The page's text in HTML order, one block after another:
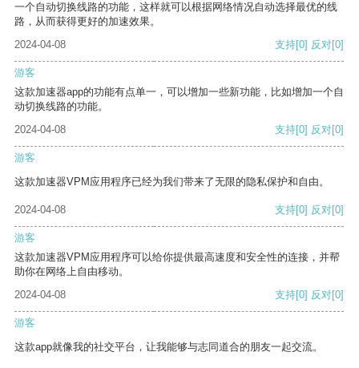
一个自动切换线路的功能，这样就可以根据网络情况自动选择最优的线
路，从而获得更好的加速效果。
2024-04-08
支持[0] 反对[0]
游客
这款加速器app的功能有点单一，可以增加一些新功能，比如增加一个自
动切换线路的功能。
2024-04-08
支持[0] 反对[0]
游客
这款加速器VPM应用程序已经为我们带来了无限的隐私保护和自由。
2024-04-08 支持[0] 反对[0]
游客
这款加速器VPM应用程序可以给你提供最高速度和安全性的连接，并帮
助你在网络上自由移动。
2024-04-08
支持[0] 反对[0]
游客
这款app就像我的社交平台，让我能够与志同道合的朋友一起交流。